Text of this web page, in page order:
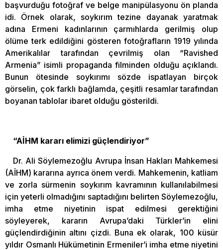
başvurduğu fotoğraf ve belge manipülasyonu ön planda
idi. Örnek olarak, soykırım tezine dayanak yaratmak
adına Ermeni kadınlarının çarmıhlarda gerilmiş olup
ölüme terk edildiğini gösteren fotoğrafların 1919 yılında
Amerikalılar tarafından çevrilmiş olan “Ravished
Armenia” isimli propaganda filminden olduğu açıklandı.
Bunun ötesinde soykırımı sözde ispatlayan birçok
görselin, çok farklı bağlamda, çeşitli resamlar tarafından
boyanan tablolar ibaret olduğu gösterildi.
“AİHM kararı elimizi güçlendiriyor”
Dr. Ali Söylemezoğlu Avrupa İnsan Hakları Mahkemesi
(AİHM) kararına ayrıca önem verdi. Mahkemenin, katliam
ve zorla sürmenin soykırım kavramının kullanılabilmesi
için yeterli olmadığını saptadığını belirten Söylemezoğlu,
imha etme niyetinin ispat edilmesi gerektiğini
söyleyerek, kararın Avrupa’daki Türkler’in elini
güçlendirdiğinin altını çizdi. Buna ek olarak, 100 küsür
yıldır Osmanlı Hükümetinin Ermeniler’i imha etme niyetini